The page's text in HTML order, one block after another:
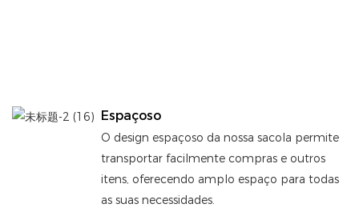
Espaçoso
O design espaçoso da nossa sacola permite
transportar facilmente compras e outros
itens, oferecendo amplo espaço para todas
as suas necessidades.